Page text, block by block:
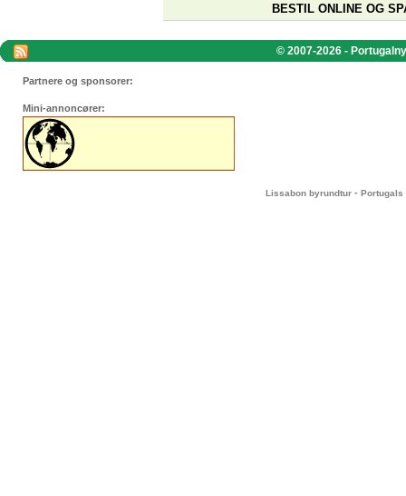
BESTIL ONLINE OG
© 2007-2026 -
Partnere og sponsorer:
Mini-annoncører:
Lissabon byrundtur - Portugals